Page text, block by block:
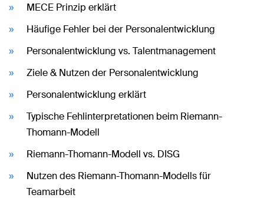
MECE Prinzip erklärt
Häufige Fehler bei der Personalentwicklung
Personalentwicklung vs. Talentmanagement
Ziele & Nutzen der Personalentwicklung
Personalentwicklung erklärt
Typische Fehlinterpretationen beim Riemann-
Thomann-Modell
Riemann-Thomann-Modell vs. DISG
Nutzen des Riemann-Thomann-Modells für
Teamarbeit